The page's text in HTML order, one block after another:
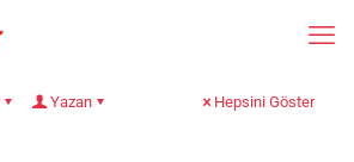
Yazan Hepsini Göster